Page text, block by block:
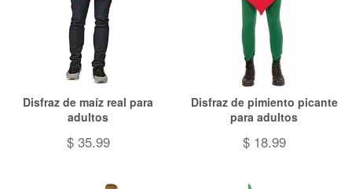
Disfraz de maíz real para
adultos
$ 35.99
Disfraz de pimiento picante
para adultos
$ 18.99